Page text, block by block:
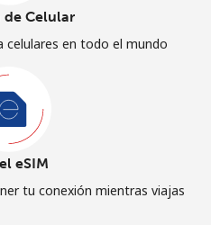
de Celular
celulares en todo el mundo
eSIM
tu conexión mientras viajas